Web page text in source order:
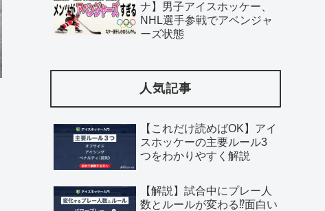
ナ】男子アイスホッケー、
NHL選手参戦でアベンジャ
ーズ状態
人気記事
【これだけ読めばOK】アイ
スホッケーの主要ルール3
つをわかりやすく解説
【解説】試合中にプレー人
数とルールが変わる⁉︎面白い